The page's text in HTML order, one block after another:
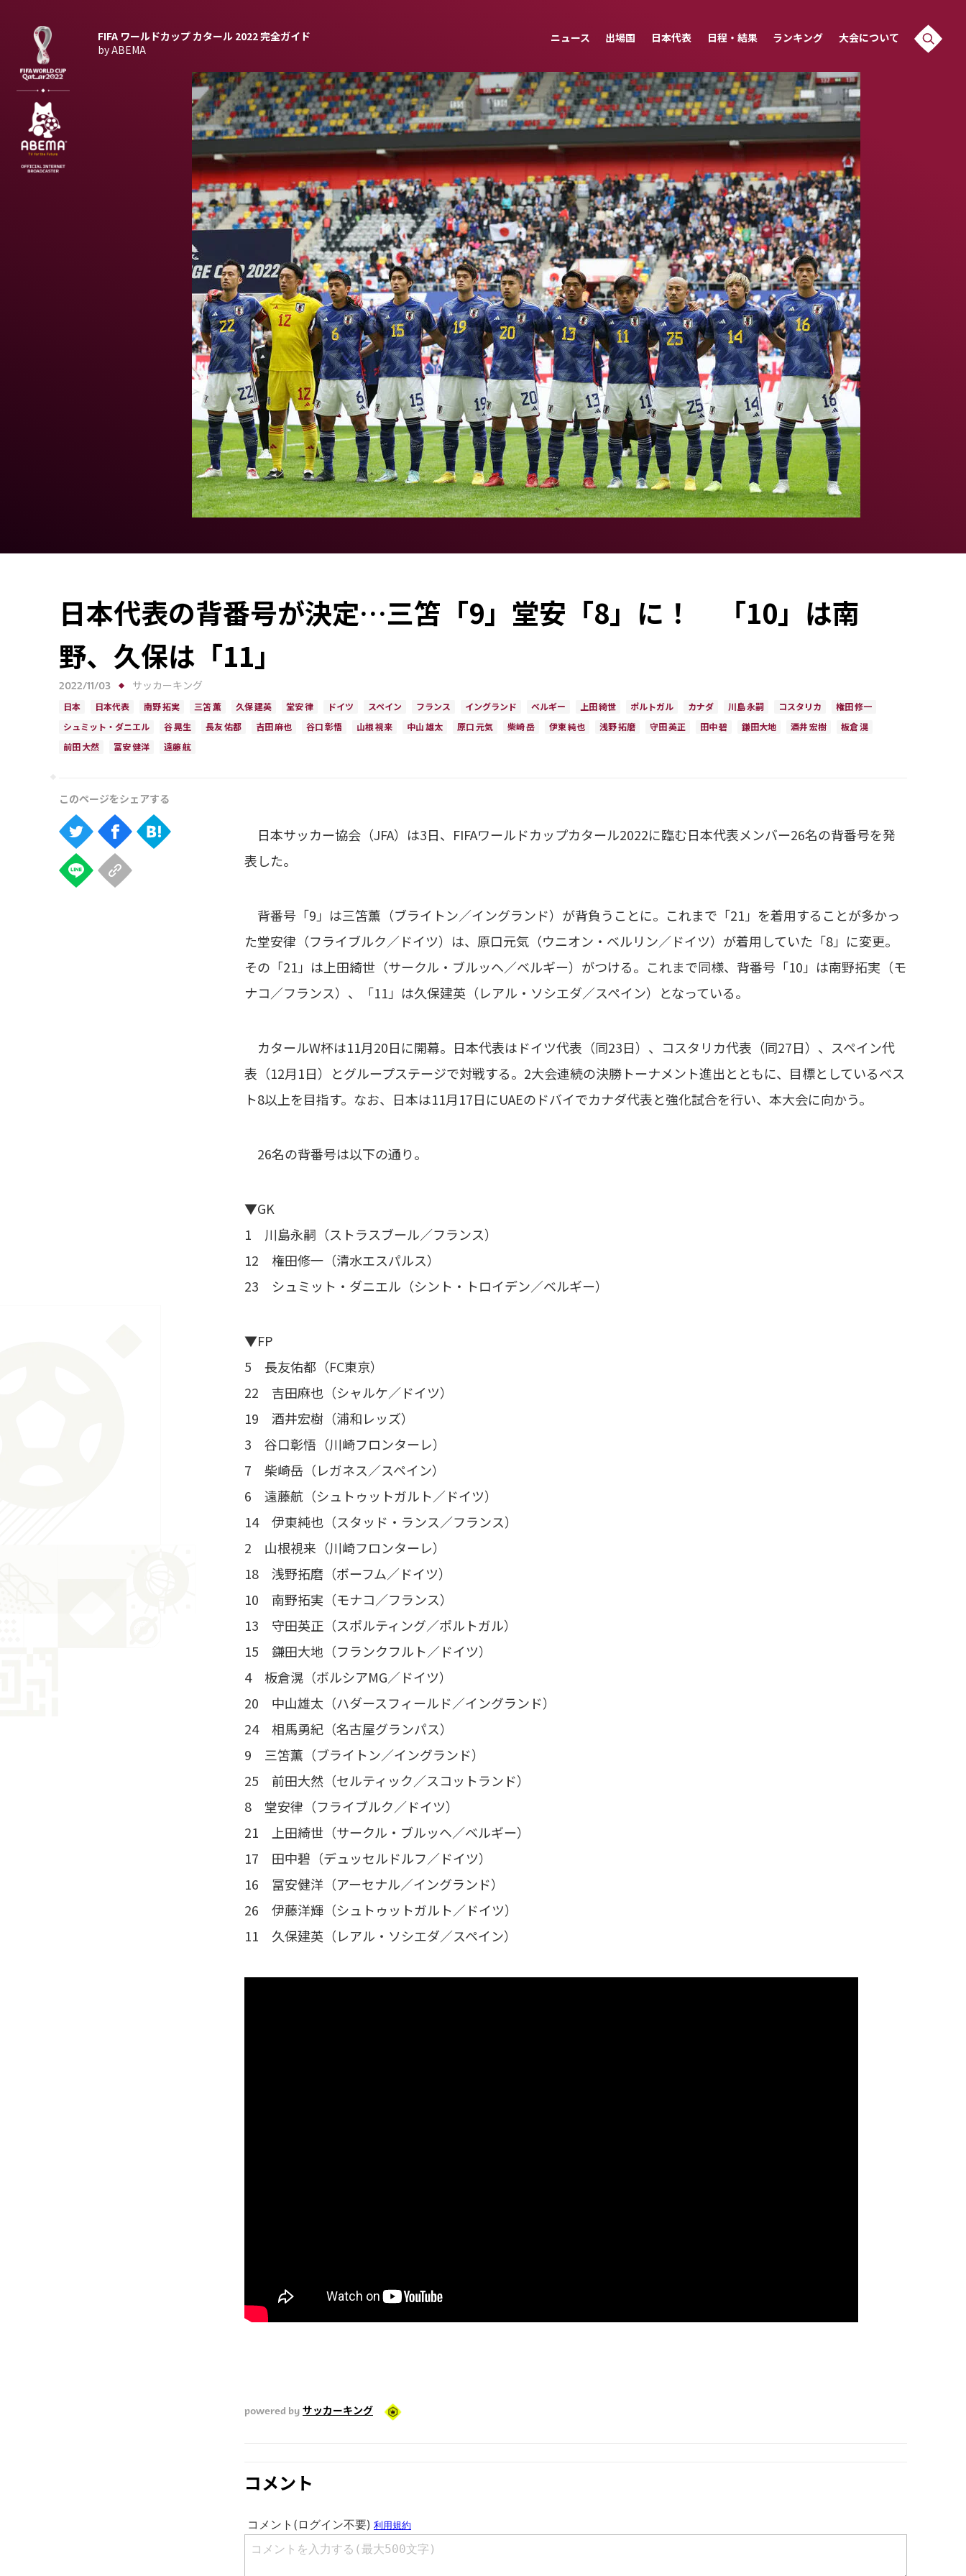
FIFA ワールドカップ カタール 2022完全ガイド
by ABEMA
ニュース 出場国 日本代表 日程・結果 ランキング 大会について
日本代表の背番号が決定…三笘「9」堂安「8」に！ 「10」は南
野、久保は「11」
2022/11/03 サッカーキング
日本 日本代表 南野 拓実 三笘 薫 久保 建英 堂安 律 ドイツ スペイン フランス イングランド ベルギー 上田 綺世 ポルトガル カナダ 川島 永嗣 コスタリカ 権田 修一
シュミット・ダニエル 谷 晃生 長友 佑都 吉田 麻也 谷口 彰悟 山根 視来 中山 雄太 原口 元気 柴崎 岳 伊東 純也 浅野 拓磨 守田 英正 田中 碧 鎌田大地 酒井 宏樹 板倉 滉
前田 大然 冨安 健洋 遠藤 航
日本サッカー協会（JFA）は3日、FIFAワールドカップカタール2022に臨む日本代表メンバー26名の背番号を発
表した。
背番号「9」は三笘薫（ブライトン／イングランド）が背負うことに。これまで「21」を着用することが多かっ
た堂安律（フライブルク／ドイツ）は、原口元気（ウニオン・ベルリン／ドイツ）が着用していた「8」に変更。
その「21」は上田綺世（サークル・ブルッヘ／ベルギー）がつける。これまで同様、背番号「10」は南野拓実（モ
ナコ／フランス）、「11」は久保建英（レアル・ソシエダ／スペイン）となっている。
カタールW杯は11月20日に開幕。日本代表はドイツ代表（同23日）、コスタリカ代表（同27日）、スペイン代
表（12月1日）とグループステージで対戦する。2大会連続の決勝トーナメント進出とともに、目標としているベス
ト8以上を目指す。なお、日本は11月17日にUAEのドバイでカナダ代表と強化試合を行い、本大会に向かう。
26名の背番号は以下の通り。
▼GK
1 川島永嗣（ストラスブール／フランス）
12 権田修一（清水エスパルス）
23 シュミット・ダニエル（シント・トロイデン／ベルギー）
▼FP
5 長友佑都（FC東京）
22 吉田麻也（シャルケ／ドイツ）
19 酒井宏樹（浦和レッズ）
3 谷口彰悟（川崎フロンターレ）
7 柴崎岳（レガネス／スペイン）
6 遠藤航（シュトゥットガルト／ドイツ）
14 伊東純也（スタッド・ランス／フランス）
2 山根視来（川崎フロンターレ）
18 浅野拓磨（ボーフム／ドイツ）
10 南野拓実（モナコ／フランス）
13 守田英正（スポルティング／ポルトガル）
15 鎌田大地（フランクフルト／ドイツ）
4 板倉滉（ボルシアMG／ドイツ）
20 中山雄太（ハダースフィールド／イングランド）
24 相馬勇紀（名古屋グランパス）
9 三笘薫（ブライトン／イングランド）
25 前田大然（セルティック／スコットランド）
8 堂安律（フライブルク／ドイツ）
21 上田綺世（サークル・ブルッヘ／ベルギー）
17 田中碧（デュッセルドルフ／ドイツ）
16 冨安健洋（アーセナル／イングランド）
26 伊藤洋輝（シュトゥットガルト／ドイツ）
11 久保建英（レアル・ソシエダ／スペイン）
powered by サッカーキング
コメント